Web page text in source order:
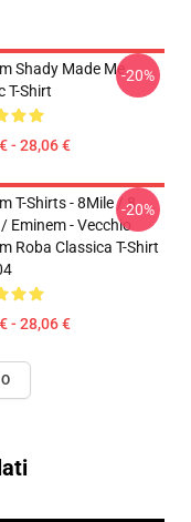
Shady Made Me
T-Shirt
- 28,06 €
-20%
T-Shirts - 8Mile / 8
Eminem - Vecchio
Roba Classica T-Shirt
- 28,06 €
-20%